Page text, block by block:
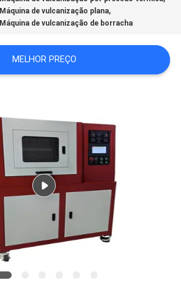
Máquina de vulcanização plana,
Máquina de vulcanização de borracha
MELHOR PREÇO